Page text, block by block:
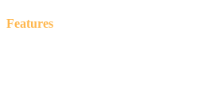
Features